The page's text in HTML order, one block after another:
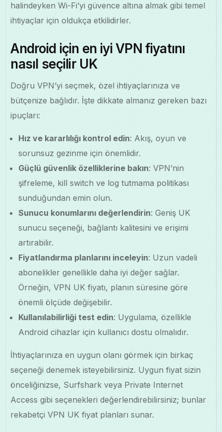
halindeyken Wi-Fi’yi güvence altına almak gibi temel
ihtiyaçlar için oldukça etkilidirler.
Android için en iyi VPN fiyatını
nasıl seçilir UK
Doğru VPN’yi seçmek, özel ihtiyaçlarınıza ve
bütçenize bağlıdır. İşte dikkate almanız gereken bazı
ipuçları:
Hız ve kararlılığı kontrol edin: Akış, oyun ve
sorunsuz gezinme için önemlidir.
Güçlü güvenlik özelliklerine bakın: VPN’nin
şifreleme, kill switch ve log tutmama politikası
sunduğundan emin olun.
Sunucu konumlarını değerlendirin: Geniş UK
sunucu seçeneği, bağlantı kalitesini ve erişimi
artırabilir.
Fiyatlandırma planlarını inceleyin: Uzun vadeli
abonelikler genellikle daha iyi değer sağlar.
Örneğin, VPN UK fiyatı, planın süresine göre
önemli ölçüde değişebilir.
Kullanılabilirliği test edin: Uygulama, özellikle
Android cihazlar için kullanıcı dostu olmalıdır.
İhtiyaçlarınıza en uygun olanı görmek için birkaç
seçeneği denemek isteyebilirsiniz. Uygun fiyat sizin
önceliğinizse, Surfshark veya Private Internet
Access gibi seçenekleri değerlendirebilirsiniz; bunlar
rekabetçi VPN UK fiyat planları sunar.